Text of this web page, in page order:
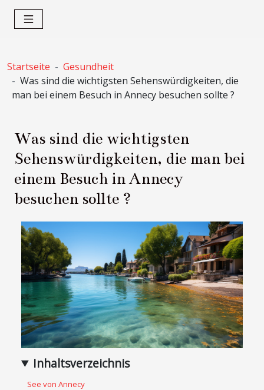
Startseite
Gesundheit
Was sind die wichtigsten Sehenswürdigkeiten, die
man bei einem Besuch in Annecy besuchen sollte ?
Was sind die wichtigsten
Sehenswürdigkeiten, die man bei
einem Besuch in Annecy
besuchen sollte ?
Inhaltsverzeichnis
See von Annecy